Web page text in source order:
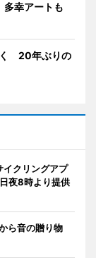
幸アートも
く 20年ぶりの
イクリングアプ
夜8時より提供
ら音の贈り物